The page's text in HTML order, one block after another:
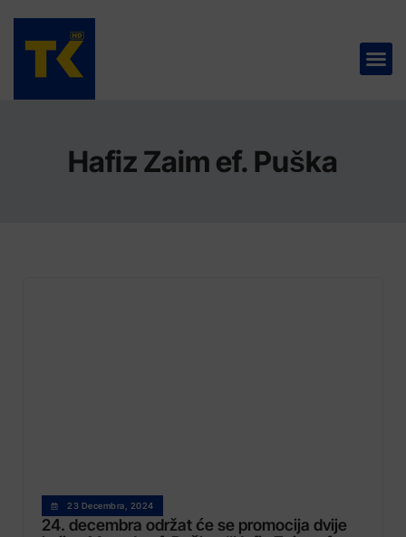
Hafiz Zaim ef. Puška
23 Decembra, 2024
24. decembra održat će se promocija dvije